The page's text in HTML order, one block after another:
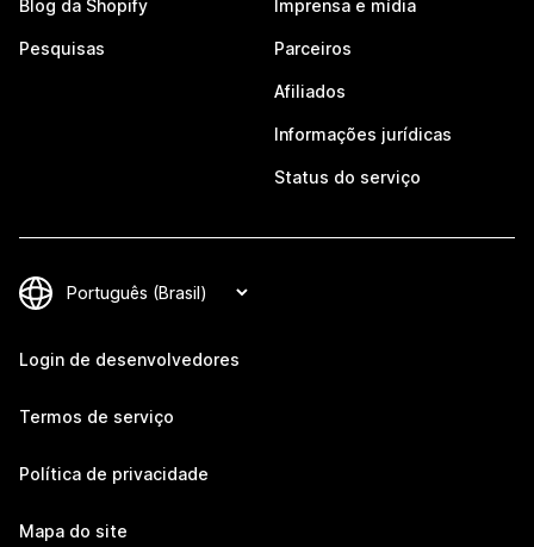
Blog da Shopify
Pesquisas
Imprensa e mídia
Parceiros
Afiliados
Informações jurídicas
Status do serviço
Login de desenvolvedores
Termos de serviço
Política de privacidade
Mapa do site